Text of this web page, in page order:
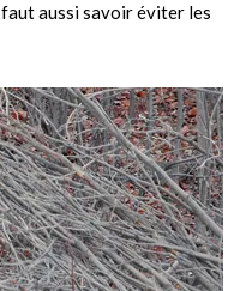
faut aussi savoir éviter les